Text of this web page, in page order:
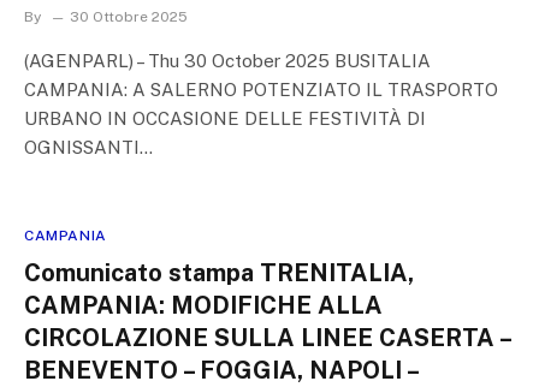
By 30 Ottobre 2025
(AGENPARL) – Thu 30 October 2025 BUSITALIA
CAMPANIA: A SALERNO POTENZIATO IL TRASPORTO
URBANO IN OCCASIONE DELLE FESTIVITÀ DI
OGNISSANTI…
CAMPANIA
Comunicato stampa TRENITALIA,
CAMPANIA: MODIFICHE ALLA
CIRCOLAZIONE SULLA LINEE CASERTA –
BENEVENTO – FOGGIA, NAPOLI –